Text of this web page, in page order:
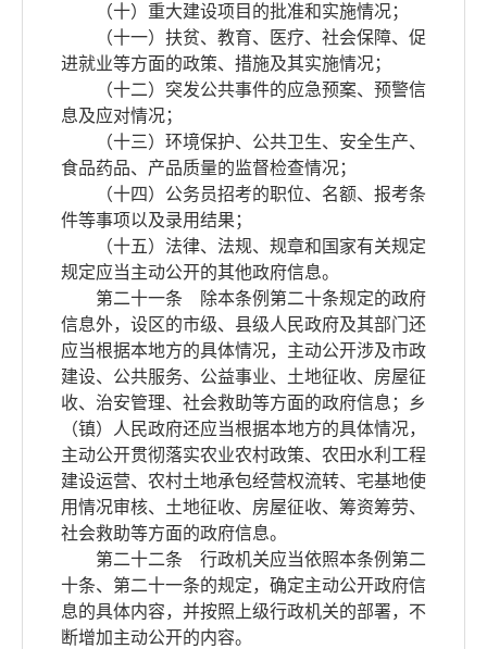
（十）重大建设项目的批准和实施情况；
（十一）扶贫、教育、医疗、社会保障、促
进就业等方面的政策、措施及其实施情况；
（十二）突发公共事件的应急预案、预警信
息及应对情况；
（十三）环境保护、公共卫生、安全生产、
食品药品、产品质量的监督检查情况；
（十四）公务员招考的职位、名额、报考条
件等事项以及录用结果；
（十五）法律、法规、规章和国家有关规定
规定应当主动公开的其他政府信息。
第二十一条 除本条例第二十条规定的政府
信息外，设区的市级、县级人民政府及其部门还
应当根据本地方的具体情况，主动公开涉及市政
建设、公共服务、公益事业、土地征收、房屋征
收、治安管理、社会救助等方面的政府信息；乡
（镇）人民政府还应当根据本地方的具体情况，
主动公开贯彻落实农业农村政策、农田水利工程
建设运营、农村土地承包经营权流转、宅基地使
用情况审核、土地征收、房屋征收、筹资筹劳、
社会救助等方面的政府信息。
第二十二条 行政机关应当依照本条例第二
十条、第二十一条的规定，确定主动公开政府信
息的具体内容，并按照上级行政机关的部署，不
断增加主动公开的内容。